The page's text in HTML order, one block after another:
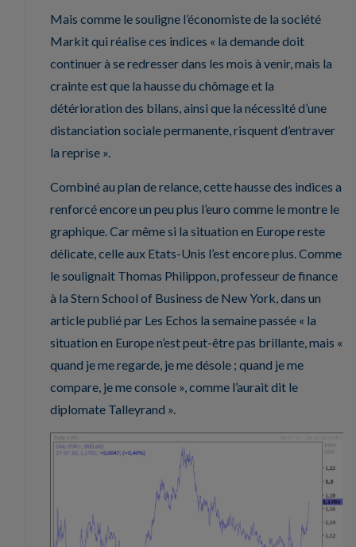
Mais comme le souligne l’économiste de la société
Markit qui réalise ces indices « la demande doit
continuer à se redresser dans les mois à venir, mais la
crainte est que la hausse du chômage et la
détérioration des bilans, ainsi que la nécessité d’une
distanciation sociale permanente, risquent d’entraver
la reprise ».
Combiné au plan de relance, cette hausse des indices a
renforcé encore un peu plus l’euro comme le montre le
graphique. Car même si la situation en Europe reste
délicate, celle aux Etats-Unis l’est encore plus. Comme
le soulignait Thomas Philippon, professeur de finance
à la Stern School of Business de New York, dans un
article publié par Les Echos la semaine passée « la
situation en Europe n’est peut-être pas brillante, mais «
quand je me regarde, je me désole ; quand je me
compare, je me console », comme l’aurait dit le
diplomate Talleyrand ».